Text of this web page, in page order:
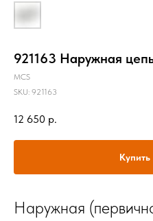
921163 Наружная
MCS
SKU: 921163
12 650 р.
Купить
Наружная